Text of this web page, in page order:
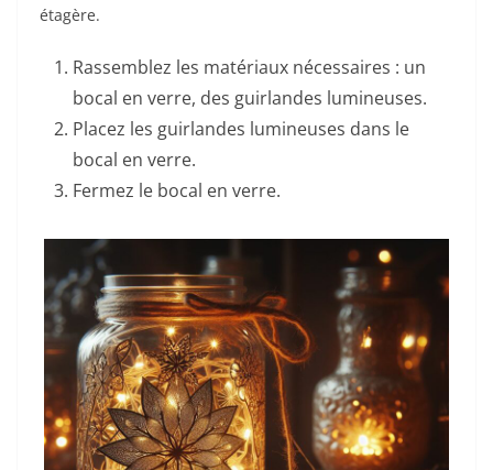
étagère.
Rassemblez les matériaux nécessaires : un
bocal en verre, des guirlandes lumineuses.
Placez les guirlandes lumineuses dans le
bocal en verre.
Fermez le bocal en verre.